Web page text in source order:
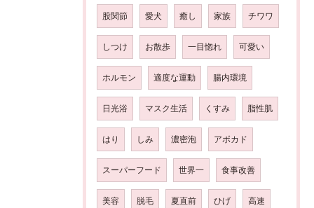
股関節 愛犬 癒し 家族 チワワ
しつけ お散歩 一目惚れ 可愛い
ホルモン 適度な運動 腸内環境
日光浴 マスク生活 くすみ 脂性肌
はり しみ 濃密泡 アボカド
スーパーフード 世界一 食事改善
美容 脱毛 夏直前 ひげ 高速